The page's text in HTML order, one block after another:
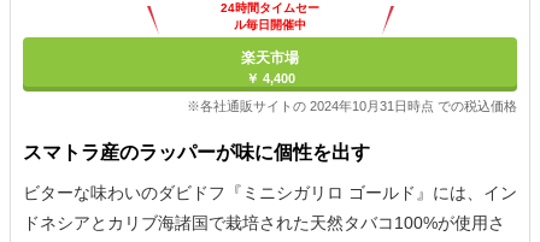
24時間タイムセー
ル毎日開催中
楽天市場
￥ 4,400
※各社通販サイトの 2024年10月31日時点 での税込価格
スマトラ産のラッパーが味に個性を出す
ビターな味わいのダビドフ『ミニシガリロ ゴールド』には、イン
ドネシアとカリブ海諸国で栽培された天然タバコ100%が使用さ